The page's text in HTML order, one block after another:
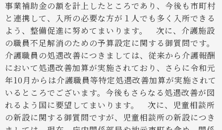
事業補助金の額を計上したところであり、今後も市町村
と連携して、入所の必要な方が１人でも多く入所できる
よう、整備促進に努めてまいります。
次に、介護施設
の職員不足解消のための予算設定に関する御質問です。
介護職員の処遇改善につきましては、従来から介護報酬
において処遇改善加算が実施されており、さらに令和元
年10月からは介護職員等特定処遇改善加算が実施されて
いるところでございます。今後もさらなる処遇改善が図
れるよう国に要望してまいります。
次に、児童相談所
の新設に関する御質問ですが、児童相談所の新設につき